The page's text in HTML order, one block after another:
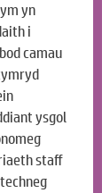
yn
i
camau
ysgol
staff